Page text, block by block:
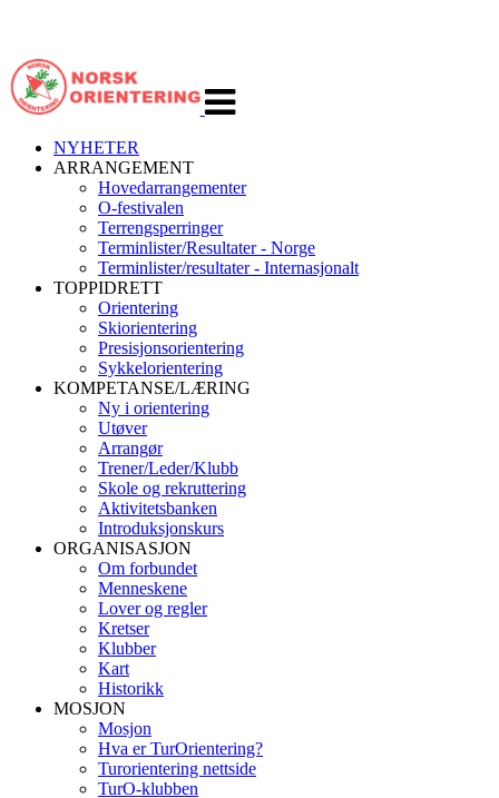
navigasjon
NYHETER
ARRANGEMENT
Hovedarrangementer
O-festivalen
Terrengsperringer
Terminlister/Resultater - Norge
Terminlister/resultater - Internasjonalt
TOPPIDRETT
Orientering
Skiorientering
Presisjonsorientering
Sykkelorientering
KOMPETANSE/LÆRING
Ny i orientering
Utøver
Arrangør
Trener/Leder/Klubb
Skole og rekruttering
Aktivitetsbanken
Introduksjonskurs
ORGANISASJON
Om forbundet
Menneskene
Lover og regler
Kretser
Klubber
Kart
Historikk
MOSJON
Mosjon
Hva er TurOrientering?
Turorientering nettside
TurO-klubben